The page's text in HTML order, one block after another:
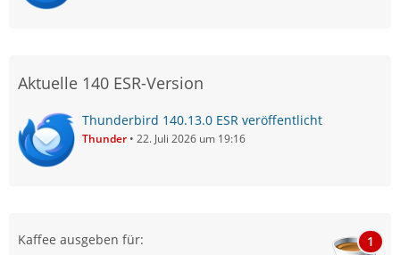
Aktuelle 140 ESR-Version
Thunderbird 140.13.0 ESR veröffentlicht
Thunder 22. Juli 2026 um 19:16
Kaffee ausgeben für: 1